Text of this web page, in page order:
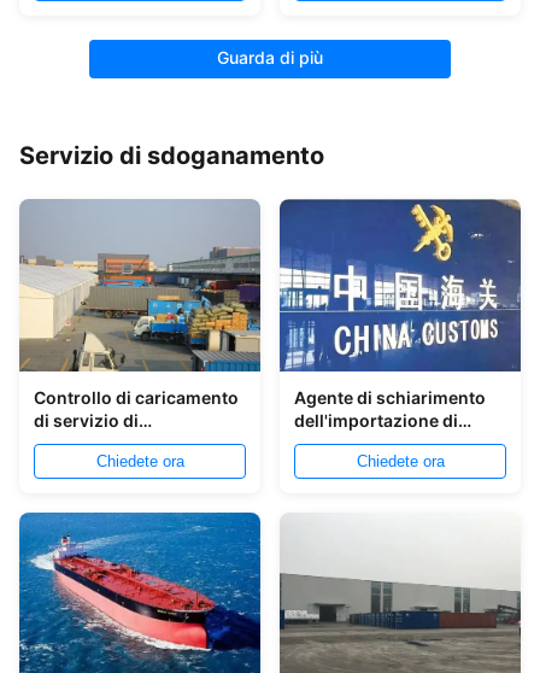
Guarda di più
Servizio di sdoganamento
Controllo di caricamento
di servizio di
sdoganamento della Cina
di importazioni-
Chiedete ora
Agente di schiarimento
dell'importazione di
servizio di
sdoganamento
Cina
Chiedete ora